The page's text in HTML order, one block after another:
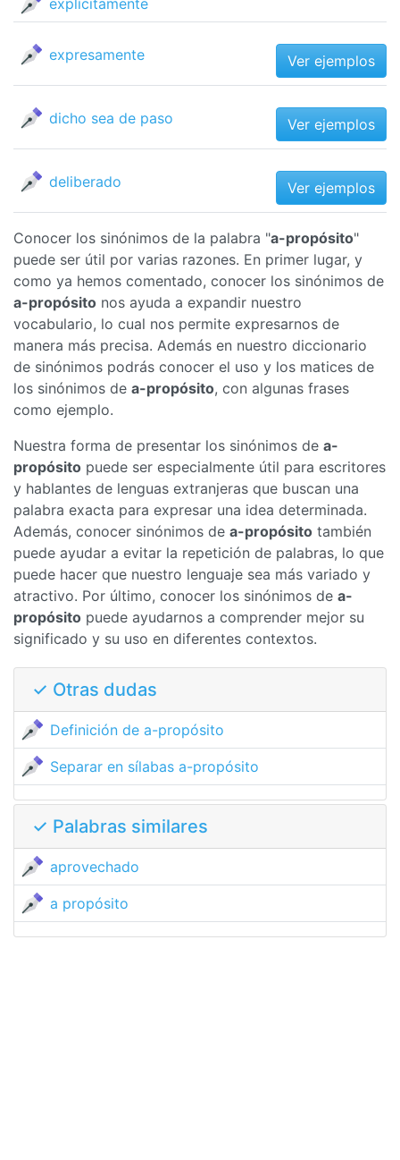
explícitamente
expresamente Ver ejemplos
dicho sea de paso Ver ejemplos
deliberado Ver ejemplos
Conocer los sinónimos de la palabra "a-propósito"
puede ser útil por varias razones. En primer lugar, y
como ya hemos comentado, conocer los sinónimos de
a-propósito nos ayuda a expandir nuestro
vocabulario, lo cual nos permite expresarnos de
manera más precisa. Además en nuestro diccionario
de sinónimos podrás conocer el uso y los matices de
los sinónimos de a-propósito, con algunas frases
como ejemplo.
Nuestra forma de presentar los sinónimos de a-
propósito puede ser especialmente útil para escritores
y hablantes de lenguas extranjeras que buscan una
palabra exacta para expresar una idea determinada.
Además, conocer sinónimos de a-propósito también
puede ayudar a evitar la repetición de palabras, lo que
puede hacer que nuestro lenguaje sea más variado y
atractivo. Por último, conocer los sinónimos de a-
propósito puede ayudarnos a comprender mejor su
significado y su uso en diferentes contextos.
✓ Otras dudas
Definición de a-propósito
Separar en sílabas a-propósito
✓ Palabras similares
aprovechado
a propósito